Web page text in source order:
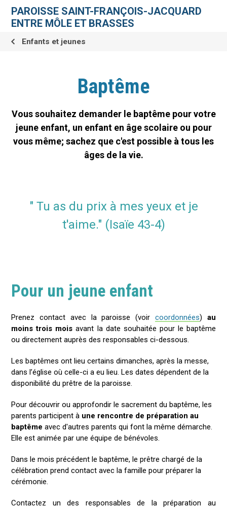
contenu.
navigation
personnelsPAROISSE SAINT-FRANÇOIS-JACQUARD
ENTRE MÔLE ET BRASSES
Enfants et jeunes
Baptême
Vous souhaitez demander le baptême pour votre
jeune enfant, un enfant en âge scolaire ou pour
vous même; sachez que c'est possible à tous les
âges de la vie.
" Tu as du prix à mes yeux et je
t'aime." (Isaïe 43-4)
Pour un jeune enfant
Prenez contact avec la paroisse (voir coordonnées) au
moins trois mois avant la date souhaitée pour le baptême
ou directement auprès des responsables ci-dessous.
Les baptêmes ont lieu certains dimanches, après la messe,
dans l’église où celle-ci a eu lieu. Les dates dépendent de la
disponibilité du prêtre de la paroisse.
Pour découvrir ou approfondir le sacrement du baptême, les
parents participent à une rencontre de préparation au
baptême avec d'autres parents qui font la même démarche.
Elle est animée par une équipe de bénévoles.
Dans le mois précédent le baptême, le prêtre chargé de la
célébration prend contact avec la famille pour préparer la
cérémonie.
Contactez un des responsables de la préparation au